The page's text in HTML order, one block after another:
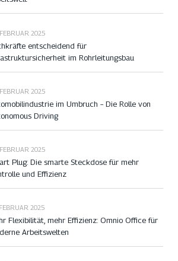
2025
entscheidend für
im Rohrleitungsbau
2025
im Umbruch – Die Rolle von
Driving
2025
Plug: Die smarte Steckdose für mehr
und Effizienz
2025
Flexibilität, mehr Effizienz: Omnio Office für
Arbeitswelten